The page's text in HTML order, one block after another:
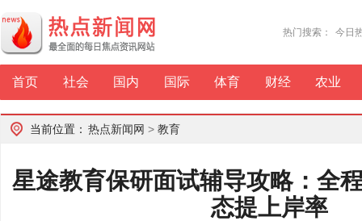
热门搜索： 今日
首页 社会 国内 国际 体育 财经 农业
当前位置： 热点新闻网 > 教育
星途教育保研面试辅导攻略：全
态提上岸率